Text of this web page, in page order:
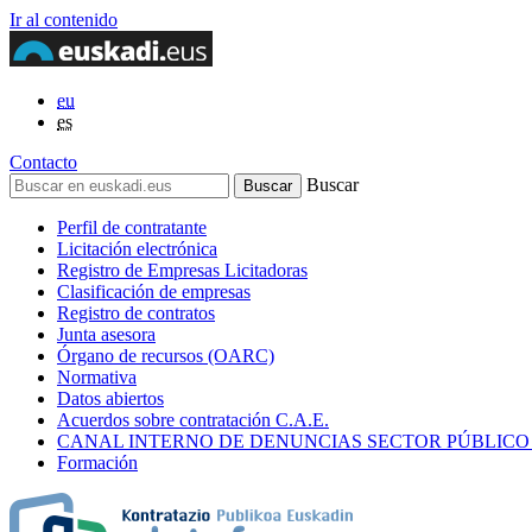
Ir al contenido
eu
es
Contacto
Buscar
Perfil de contratante
Licitación electrónica
Registro de Empresas Licitadoras
Clasificación de empresas
Registro de contratos
Junta asesora
Órgano de recursos (OARC)
Normativa
Datos abiertos
Acuerdos sobre contratación C.A.E.
CANAL INTERNO DE DENUNCIAS SECTOR
Formación